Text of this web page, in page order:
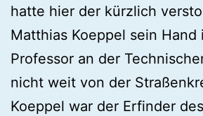
hatte hier der kürzlich
Matthias Koeppel sein Hand
Professor an der
nicht weit von der
Koeppel war der Erfinder des